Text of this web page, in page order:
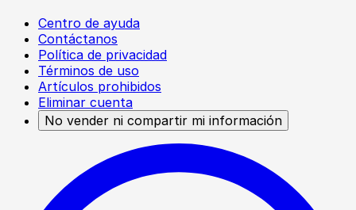
Centro de ayuda
Contáctanos
Política de privacidad
Términos de uso
Artículos prohibidos
Eliminar cuenta
No vender ni compartir mi información